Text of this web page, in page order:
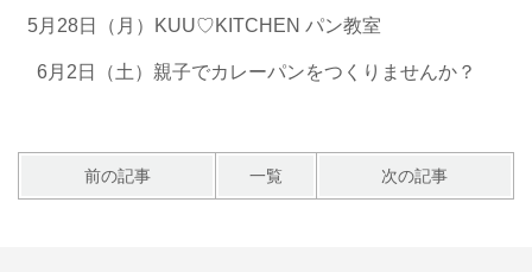
5月28日（月）KUU♡KITCHEN パン教室
6月2日（土）親子でカレーパンをつくりませんか？
前の記事 一覧 次の記事